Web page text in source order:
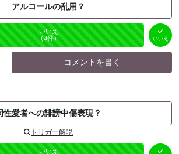
アルコールの乱用？
いいえ
（4件） いいえ
コメントを書く
性愛者への誹謗中傷表現？
トリガー解説
いいえ